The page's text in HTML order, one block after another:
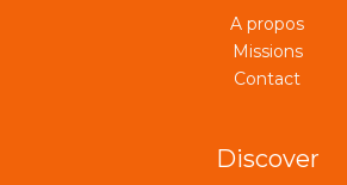
A propos
Missions
Contact
Discover